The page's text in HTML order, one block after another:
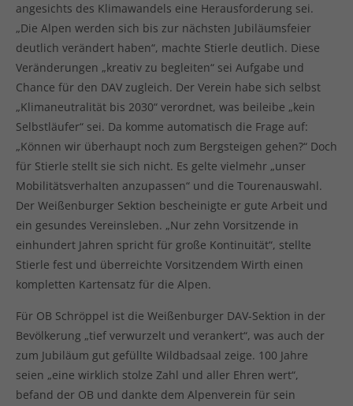
angesichts des Klimawandels eine Herausforderung sei.
„Die Alpen werden sich bis zur nächsten Jubiläumsfeier
deutlich verändert haben“, machte Stierle deutlich. Diese
Veränderungen „kreativ zu begleiten“ sei Aufgabe und
Chance für den DAV zugleich. Der Verein habe sich selbst
„Klimaneutralität bis 2030“ verordnet, was beileibe „kein
Selbstläufer“ sei. Da komme automatisch die Frage auf:
„Können wir überhaupt noch zum Bergsteigen gehen?“ Doch
für Stierle stellt sie sich nicht. Es gelte vielmehr „unser
Mobilitätsverhalten anzupassen“ und die Tourenauswahl.
Der Weißenburger Sektion bescheinigte er gute Arbeit und
ein gesundes Vereinsleben. „Nur zehn Vorsitzende in
einhundert Jahren spricht für große Kontinuität“, stellte
Stierle fest und überreichte Vorsitzendem Wirth einen
kompletten Kartensatz für die Alpen.
Für OB Schröppel ist die Weißenburger DAV-Sektion in der
Bevölkerung „tief verwurzelt und verankert“, was auch der
zum Jubiläum gut gefüllte Wildbadsaal zeige. 100 Jahre
seien „eine wirklich stolze Zahl und aller Ehren wert“,
befand der OB und dankte dem Alpenverein für sein